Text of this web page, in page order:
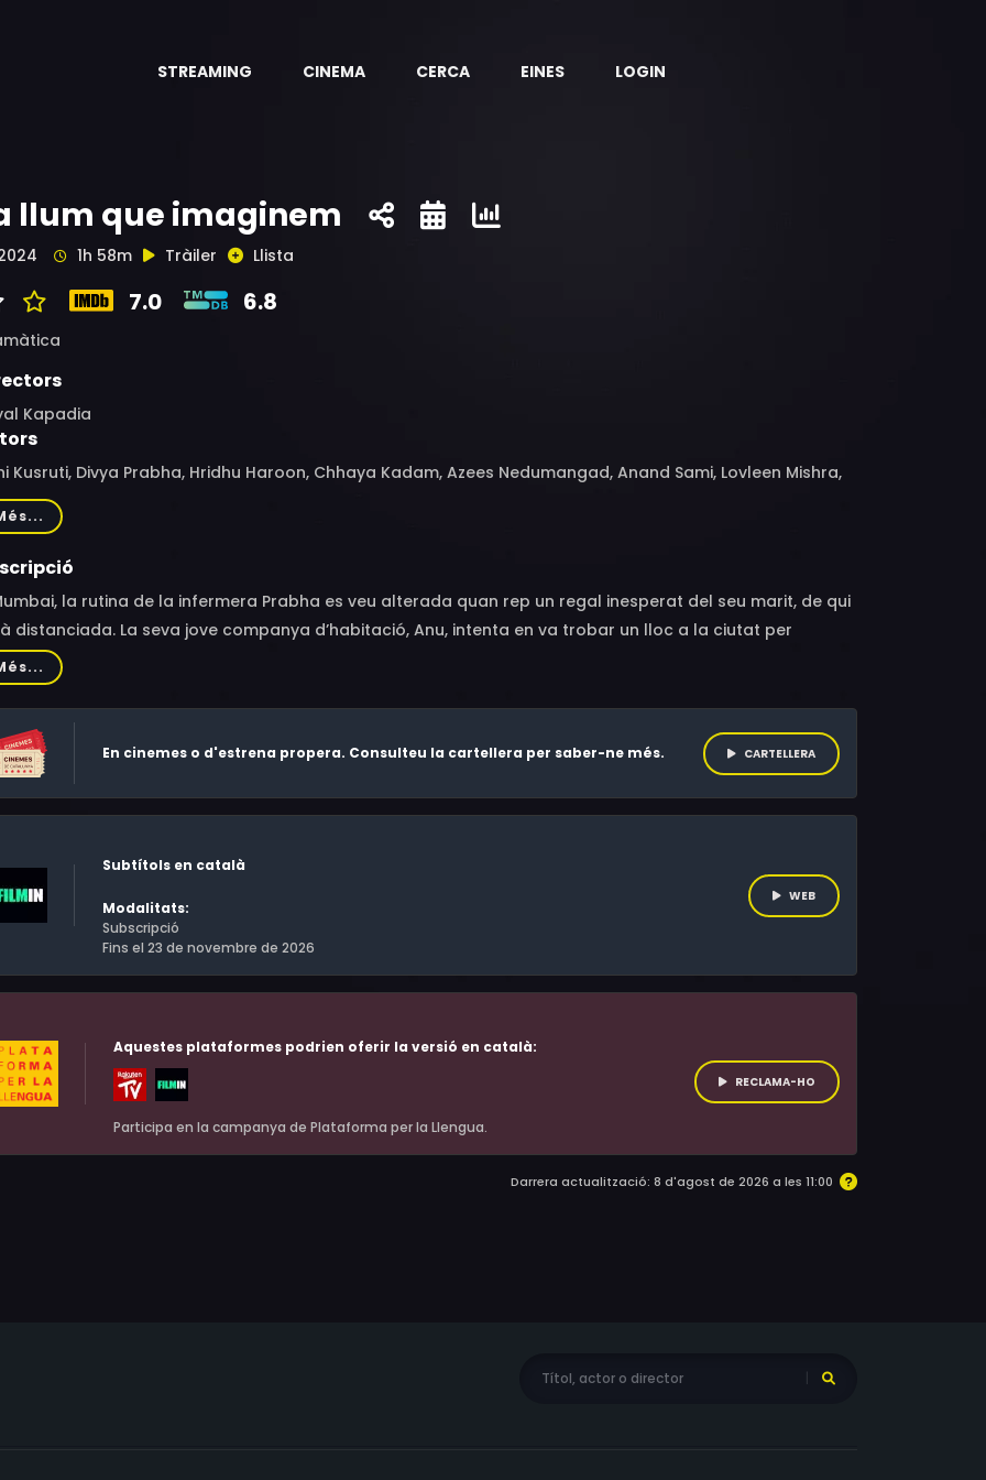
STREAMING CINEMA CERCA EINES LOGIN
llum que imaginem
1h 58m Tràiler Llista
7.0 6.8
Kapadia
Kusruti, Divya Prabha, Hridhu Haroon, Chhaya Kadam, Azees Nedumangad, Anand Sami, Lovleen Mishra,
Prajapati, Tintumol Joseph, Madhu Raja, Ardra K.S., Sisira Anil CK, Aparna Ram, Kashish Singh, Nikhil
Bipin Nadkarni, Snehalata Siddharth Tagde, Saee Abhay Limaye, Sanjay Balu Ghanekar, Shailaja
la rutina de la infermera Prabha es veu alterada quan rep un regal inesperat del seu marit, de qui
distanciada. La seva jove companya d’habitació, Anu, intenta en va trobar un lloc a la ciutat per
una relació íntima amb el seu xicot. Un viatge a un poble costaner els permet trobar un espai on
deixar anar els seus desitjos.
En cinemes o d'estrena propera. Consulteu la cartellera per saber-ne més. CARTELLERA
Subtítols en català
Modalitats:
Subscripció
Fins el 23 de novembre de 2026
WEB
Aquestes plataformes podrien oferir la versió en català:
Participa en la campanya de Plataforma per la Llengua.
RECLAMA-HO
Darrera actualització: 8 d'agost de 2026 a les 11:00